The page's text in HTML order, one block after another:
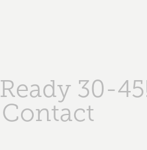
Ready 30-
Contact